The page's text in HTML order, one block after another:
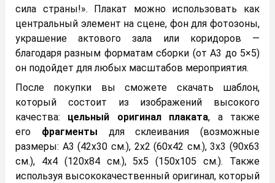
сила страны!». Плакат можно использовать как
центральный элемент на сцене, фон для фотозоны,
украшение актового зала или коридоров —
благодаря разным форматам сборки (от А3 до 5×5)
он подойдет для любых масштабов мероприятия.
После покупки вы сможете скачать шаблон,
который состоит из изображений высокого
качества: цельный оригинал плаката, а также
его фрагменты для склеивания (возможные
размеры: А3 (42х30 см.), 2х2 (60х42 см.), 3х3 (90х63
см.), 4х4 (120х84 см.), 5х5 (150х105 см.). Также
используя высококачественный оригинал, который